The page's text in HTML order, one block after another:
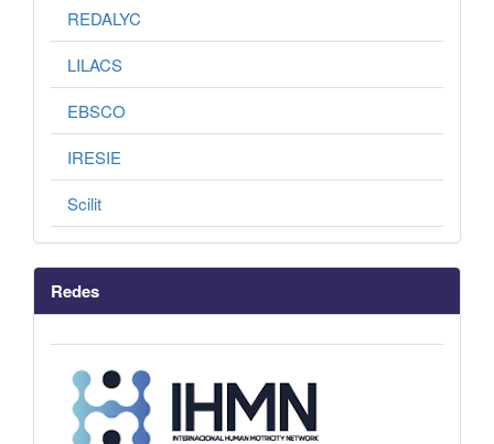
REDALYC
LILACS
EBSCO
IRESIE
Scilit
Redes